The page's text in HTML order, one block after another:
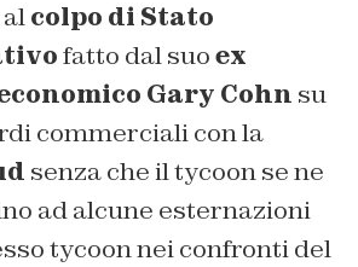
alcolpo di Stato
fatto dal suoex
Gary Cohn su
commerciali con la
senza che il tycoon se ne
ad alcune esternazioni
tycoon nei confronti del